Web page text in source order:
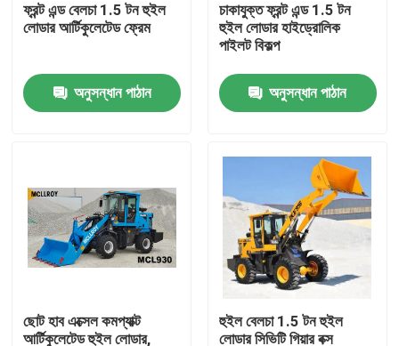
আমাদের সম্পর্কে
ফ্রন্ট এন্ড বেলচা 1.5 টন হুইল
লোডার আর্টিকুলেটেড ফ্রেম
অনুসন্ধান পাঠান
চাকাযুক্ত ফ্রন্ট এন্ড 1.5 টন
হুইল লোডার হাইড্রোলিক
পাইলট বিকল্প
অনুসন্ধান পাঠান
ছোট হাব এক্সেল কমপ্যাক্ট
আর্টিকুলেটেড হুইল লোডার,
হুইল বেলচা 1.5 টন হুইল
লোডার সিভিটি গিয়ার বক্স